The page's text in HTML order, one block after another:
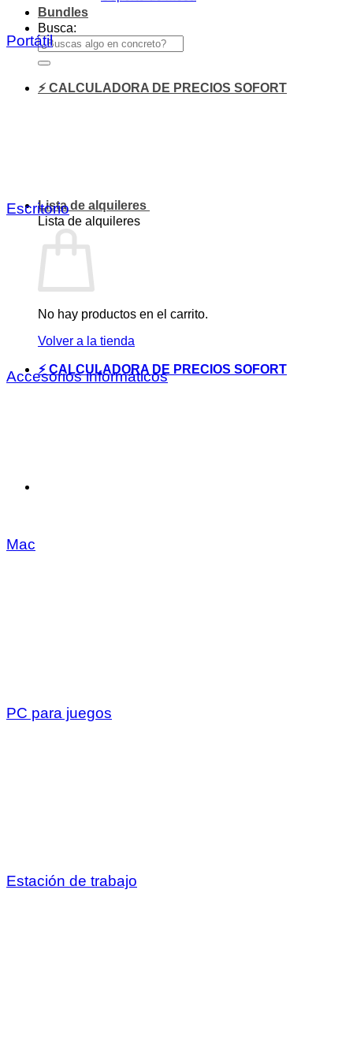
Bundles
Busca:
⚡ CALCULADORA DE PRECIOS SOFORT
Lista de alquileres
Lista de alquileres
No hay productos en el carrito.
Volver a la tienda
⚡ CALCULADORA DE PRECIOS SOFORT
Portátil
Escritorio
Accesorios informáticos
Mac
PC para juegos
Estación de trabajo